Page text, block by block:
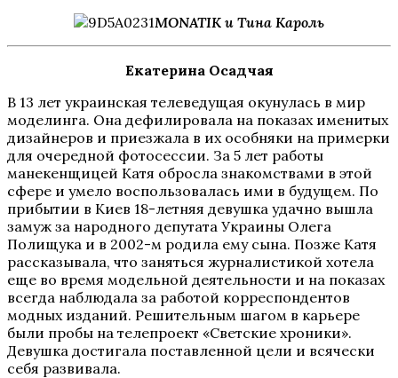
MONATIK и Тина Кароль
Екатерина Осадчая
В 13 лет украинская телеведущая окунулась в мир
моделинга. Она дефилировала на показах именитых
дизайнеров и приезжала в их особняки на примерки
для очередной фотосессии. За 5 лет работы
манекенщицей Катя обросла знакомствами в этой
сфере и умело воспользовалась ими в будущем. По
прибытии в Киев 18-летняя девушка удачно вышла
замуж за народного депутата Украины Олега
Полищука и в 2002-м родила ему сына. Позже Катя
рассказывала, что заняться журналистикой хотела
еще во время модельной деятельности и на показах
всегда наблюдала за работой корреспондентов
модных изданий. Решительным шагом в карьере
были пробы на телепроект «Светские хроники».
Девушка достигала поставленной цели и всячески
себя развивала.